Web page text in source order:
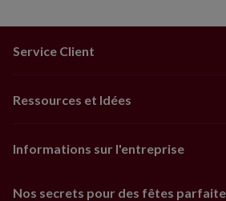
Service Client
Ressources et Idées
Informations sur l'entreprise
Nos secrets pour des fêtes